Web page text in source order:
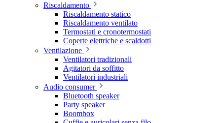
Riscaldamento
Riscaldamento statico
Riscaldamento ventilato
Termostati e cronotermostati
Coperte elettriche e scaldotti
Ventilazione
Ventilatori tradizionali
Agitatori da soffitto
Ventilatori industriali
Audio consumer
Bluetooth speaker
Party speaker
Boombox